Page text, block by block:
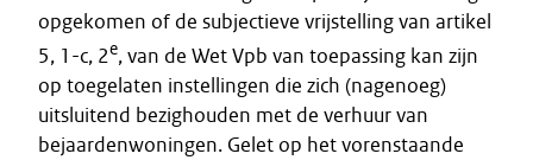
opgekomen of de subjectieve vrijstelling van artikel
5, 1-c, 2e, van de Wet Vpb van toepassing kan zijn
op toegelaten instellingen die zich (nagenoeg)
uitsluitend bezighouden met de verhuur van
bejaardenwoningen. Gelet op het vorenstaande